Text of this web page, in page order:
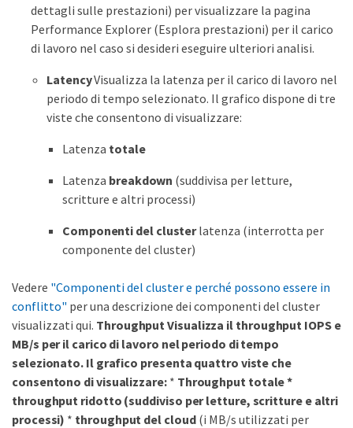
dettagli sulle prestazioni) per visualizzare la pagina
Performance Explorer (Esplora prestazioni) per il carico
di lavoro nel caso si desideri eseguire ulteriori analisi.
LatencyVisualizza la latenza per il carico di lavoro nel
periodo di tempo selezionato. Il grafico dispone di tre
viste che consentono di visualizzare:
Latenza totale
Latenza breakdown (suddivisa per letture,
scritture e altri processi)
Componenti del clusterlatenza (interrotta per
componente del cluster)
Vedere "Componenti del cluster e perché possono essere in
conflitto" per una descrizione dei componenti del cluster
visualizzati qui. ThroughputVisualizza il throughput IOPS e
MB/s per il carico di lavoro nel periodo di tempo
selezionato. Il grafico presenta quattro viste che
consentono di visualizzare: * Throughput totale*
throughput ridotto (suddiviso per letture, scritture e altri
processi) * throughput del cloud(i MB/s utilizzati per